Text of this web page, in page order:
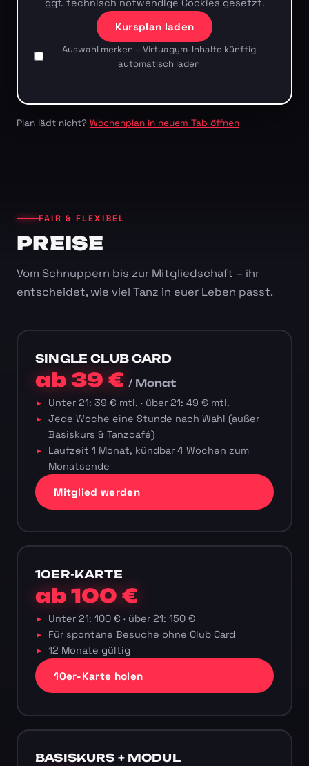
ggf. technisch notwendige Cookies gesetzt.
Kursplan laden
Auswahl merken – Virtuagym-Inhalte künftig
automatisch laden
Plan lädt nicht? Wochenplan in neuem Tab öffnen
FAIR & FLEXIBEL
PREISE
Vom Schnuppern bis zur Mitgliedschaft – ihr
entscheidet, wie viel Tanz in euer Leben passt.
SINGLE CLUB CARD
ab 39 €/ Monat
Unter 21: 39 € mtl. · über 21: 49 € mtl.
Jede Woche eine Stunde nach Wahl (außer
Basiskurs & Tanzcafé)
Laufzeit 1 Monat, kündbar 4 Wochen zum
Monatsende
Mitglied werden
10ER-KARTE
ab 100 €
Unter 21: 100 € · über 21: 150 €
Für spontane Besuche ohne Club Card
12 Monate gültig
10er-Karte holen
BASISKURS + MODUL